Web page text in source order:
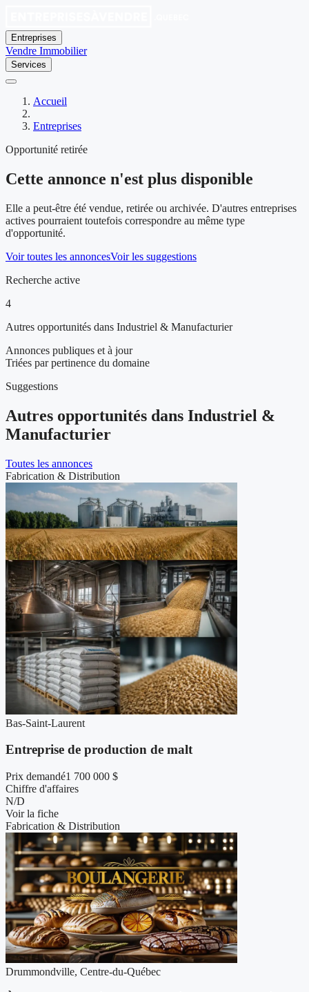
Entreprises
Vendre Immobilier
Services
Accueil
Entreprises
Opportunité retirée
Cette annonce n'est plus disponible
Elle a peut-être été vendue, retirée ou archivée. D'autres entreprises
actives pourraient toutefois correspondre au même type
d'opportunité.
Voir toutes les annoncesVoir les suggestions
Recherche active
4
Autres opportunités dans Industriel & Manufacturier
Annonces publiques et à jour
Triées par pertinence du domaine
Suggestions
Autres opportunités dans Industriel &
Manufacturier
Toutes les annonces
Fabrication & Distribution
Bas-Saint-Laurent
Entreprise de production de malt
Prix demandé1 700 000 $
Chiffre d'affaires
N/D
Voir la fiche
Fabrication & Distribution
Drummondville, Centre-du-Québec